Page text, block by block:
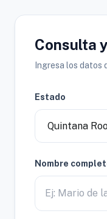
Consulta
Ingresa los datos
Estado
Nombre